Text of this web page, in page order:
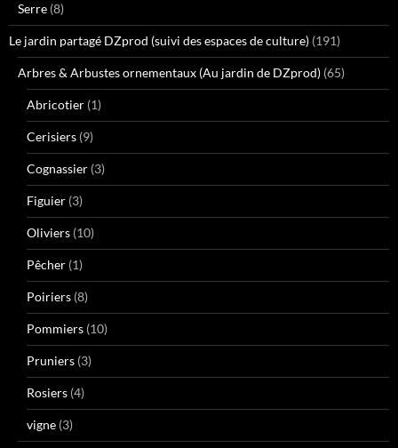
Serre (8)
Le jardin partagé DZprod (suivi des espaces de culture) (191)
Arbres & Arbustes ornementaux (Au jardin de DZprod) (65)
Abricotier (1)
Cerisiers (9)
Cognassier (3)
Figuier (3)
Oliviers (10)
Pêcher (1)
Poiriers (8)
Pommiers (10)
Pruniers (3)
Rosiers (4)
vigne (3)